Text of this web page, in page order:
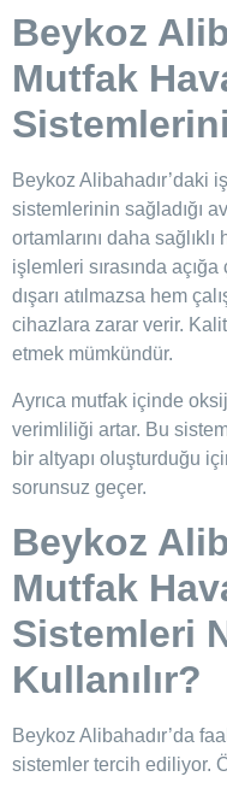
Beykoz
Mutfak
Beykoz Alibahadır’daki
sistemlerinin sağladığı
ortamlarını daha
işlemleri sırasında
dışarı atılmazsa hem
cihazlara zarar verir.
etmek mümkündür.
Ayrıca mutfak içinde
verimliliği artar. Bu
bir altyapı oluşturduğu
sorunsuz geçer.
Beykoz
Mutfak
Sistemleri
Kullanılır?
Beykoz Alibahadır’da
sistemler tercih ediliyor.